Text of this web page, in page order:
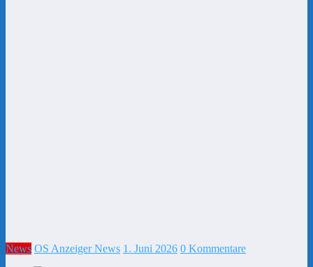
News OS Anzeiger News 1. Juni 2026 0 Kommentare